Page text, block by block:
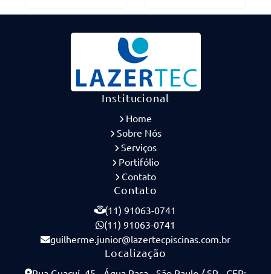
Institucional
Home
Sobre Nós
Serviços
Portifólio
Contato
Contato
(11) 91063-0741
(11) 91063-0741
guilherme.junior@lazertecpiscinas.com.br
Localização